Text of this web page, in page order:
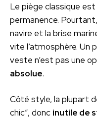
Le piège classique est
permanence.
navire et la brise
vite l’atmosphère. Un
veste n’est pas une
absolue.
Côté style, la plupart
chic”, donc inutile de